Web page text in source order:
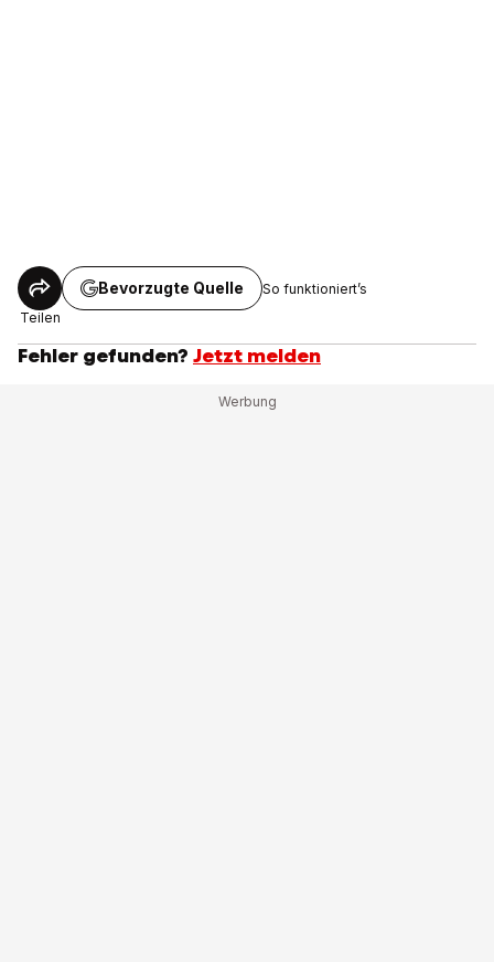
Teilen
Bevorzugte Quelle So funktioniert’s
Fehler gefunden? Jetzt melden